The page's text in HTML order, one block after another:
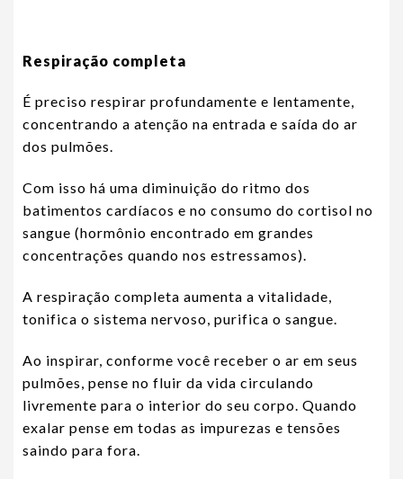
Respiração completa
É preciso respirar profundamente e lentamente,
concentrando a atenção na entrada e saída do ar
dos pulmões.
Com isso há uma diminuição do ritmo dos
batimentos cardíacos e no consumo do cortisol no
sangue (hormônio encontrado em grandes
concentrações quando nos estressamos).
A respiração completa aumenta a vitalidade,
tonifica o sistema nervoso, purifica o sangue.
Ao inspirar, conforme você receber o ar em seus
pulmões, pense no fluir da vida circulando
livremente para o interior do seu corpo. Quando
exalar pense em todas as impurezas e tensões
saindo para fora.